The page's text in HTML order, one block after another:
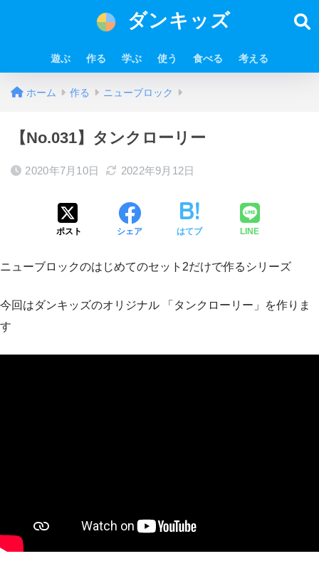
ダンキッズ
遊ぶ 作る 学ぶ 使う 食べる 考える
ホーム 作る ニューブロック
【No.031】タンクローリー
2020年7月10日 2022年9月12日
ポスト シェア はてブ LINE
ニューブロックのはじめてのセット2だけで作るシリーズ
今回はダンキッズのオリジナル 「タンクローリー」を作りま
す